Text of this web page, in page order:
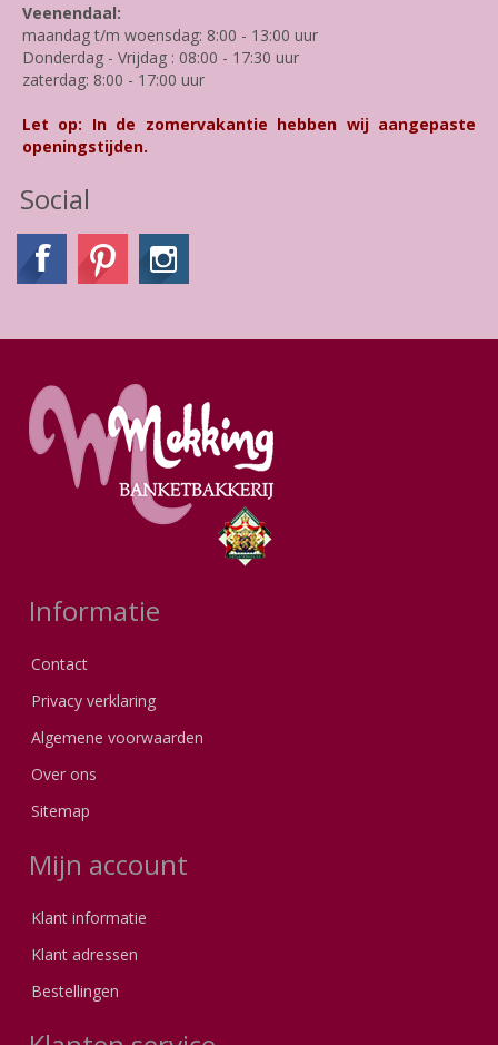
Veenendaal:
maandag t/m woensdag: 8:00 - 13:00 uur
Donderdag - Vrijdag : 08:00 - 17:30 uur
zaterdag: 8:00 - 17:00 uur
Let op: In de zomervakantie hebben wij aangepaste
openingstijden.
Social
Informatie
Contact
Privacy verklaring
Algemene voorwaarden
Over ons
Sitemap
Mijn account
Klant informatie
Klant adressen
Bestellingen